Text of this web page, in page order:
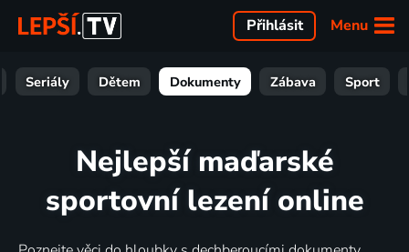
Menu
Přihlásit
Seriály Dětem Dokumenty Zábava Sport
Nejlepší maďarské
sportovní lezení online